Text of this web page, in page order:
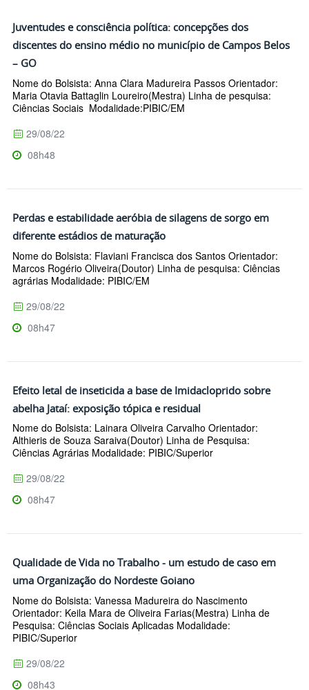
Juventudes e consciência política: concepções dos
discentes do ensino médio no município de Campos Belos
– GO
Nome do Bolsista: Anna Clara Madureira Passos Orientador:
Maria Otavia Battaglin Loureiro(Mestra) Linha de pesquisa:
Ciências Sociais Modalidade:PIBIC/EM
29/08/22
08h48
Perdas e estabilidade aeróbia de silagens de sorgo em
diferente estádios de maturação
Nome do Bolsista: Flaviani Francisca dos Santos Orientador:
Marcos Rogério Oliveira(Doutor) Linha de pesquisa: Ciências
agrárias Modalidade: PIBIC/EM
29/08/22
08h47
Efeito letal de inseticida a base de Imidacloprido sobre
abelha Jataí: exposição tópica e residual
Nome do Bolsista: Lainara Oliveira Carvalho Orientador:
Althieris de Souza Saraiva(Doutor) Linha de Pesquisa:
Ciências Agrárias Modalidade: PIBIC/Superior
29/08/22
08h47
Qualidade de Vida no Trabalho - um estudo de caso em
uma Organização do Nordeste Goiano
Nome do Bolsista: Vanessa Madureira do Nascimento
Orientador: Keila Mara de Oliveira Farias(Mestra) Linha de
Pesquisa: Ciências Sociais Aplicadas Modalidade:
PIBIC/Superior
29/08/22
08h43